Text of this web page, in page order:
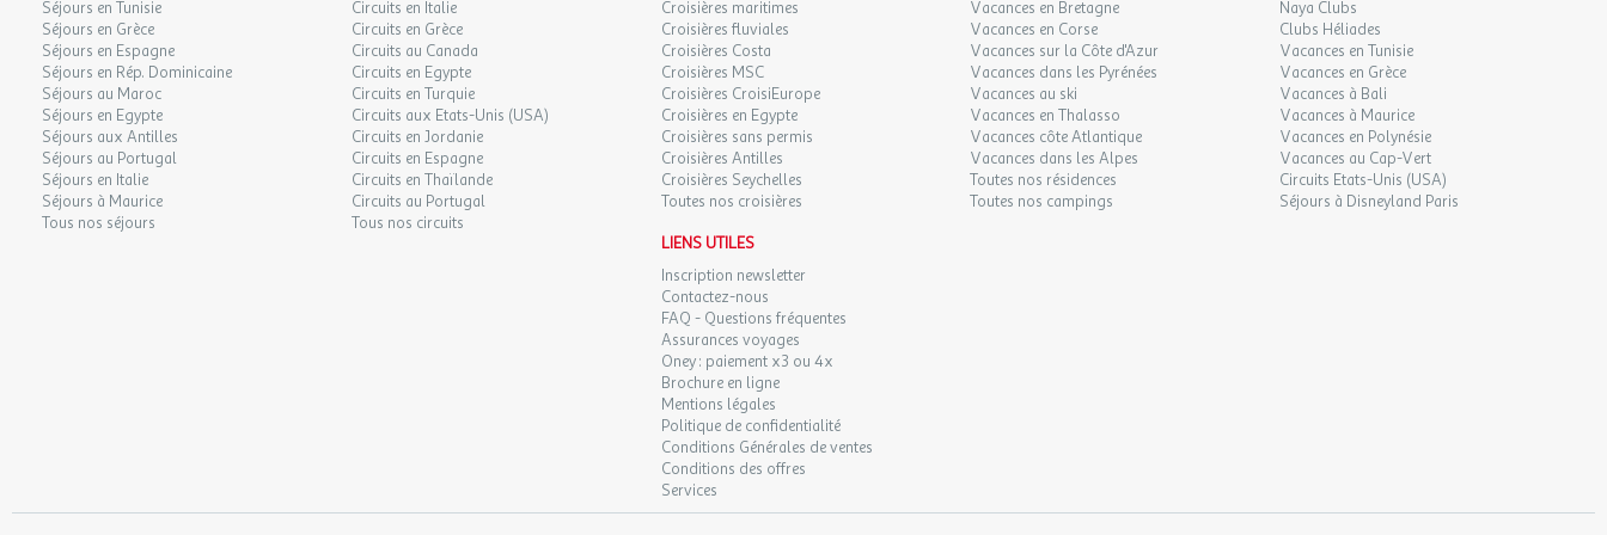
Séjours en Tunisie
Séjours en Grèce
Séjours en Espagne
Séjours en Rép. Dominicaine
Séjours au Maroc
Séjours en Egypte
Séjours aux Antilles
Séjours au Portugal
Séjours en Italie
Séjours à Maurice
Tous nos séjours
Circuits en Italie
Circuits en Grèce
Circuits au Canada
Circuits en Egypte
Circuits en Turquie
Circuits aux Etats-Unis (USA)
Circuits en Jordanie
Circuits en Espagne
Circuits en Thaïlande
Circuits au Portugal
Tous nos circuits
Croisières maritimes
Croisières fluviales
Croisières Costa
Croisières MSC
Croisières CroisiEurope
Croisières en Egypte
Croisières sans permis
Croisières Antilles
Croisières Seychelles
Toutes nos croisières
Vacances en Bretagne
Vacances en Corse
Vacances sur la Côte d'Azur
Vacances dans les Pyrénées
Vacances au ski
Vacances en Thalasso
Vacances côte Atlantique
Vacances dans les Alpes
Toutes nos résidences
Toutes nos campings
Naya Clubs
Clubs Héliades
Vacances en Tunisie
Vacances en Grèce
Vacances à Bali
Vacances à Maurice
Vacances en Polynésie
Vacances au Cap-Vert
Circuits Etats-Unis (USA)
Séjours à Disneyland Paris
LIENS UTILES
Inscription newsletter
Contactez-nous
FAQ - Questions fréquentes
Assurances voyages
Oney : paiement x3 ou 4x
Brochure en ligne
Mentions légales
Politique de confidentialité
Conditions Générales de ventes
Conditions des offres
Services